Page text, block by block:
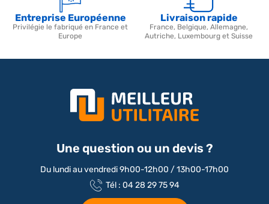
Entreprise Européenne
Privilégie le fabriqué en France et
Europe
Livraison rapide
France, Belgique, Allemagne,
Autriche, Luxembourg et Suisse
Une question ou un devis ?
Du lundi au vendredi 9h00-12h00 / 13h00-17h00
Tél : 04 28 29 75 94